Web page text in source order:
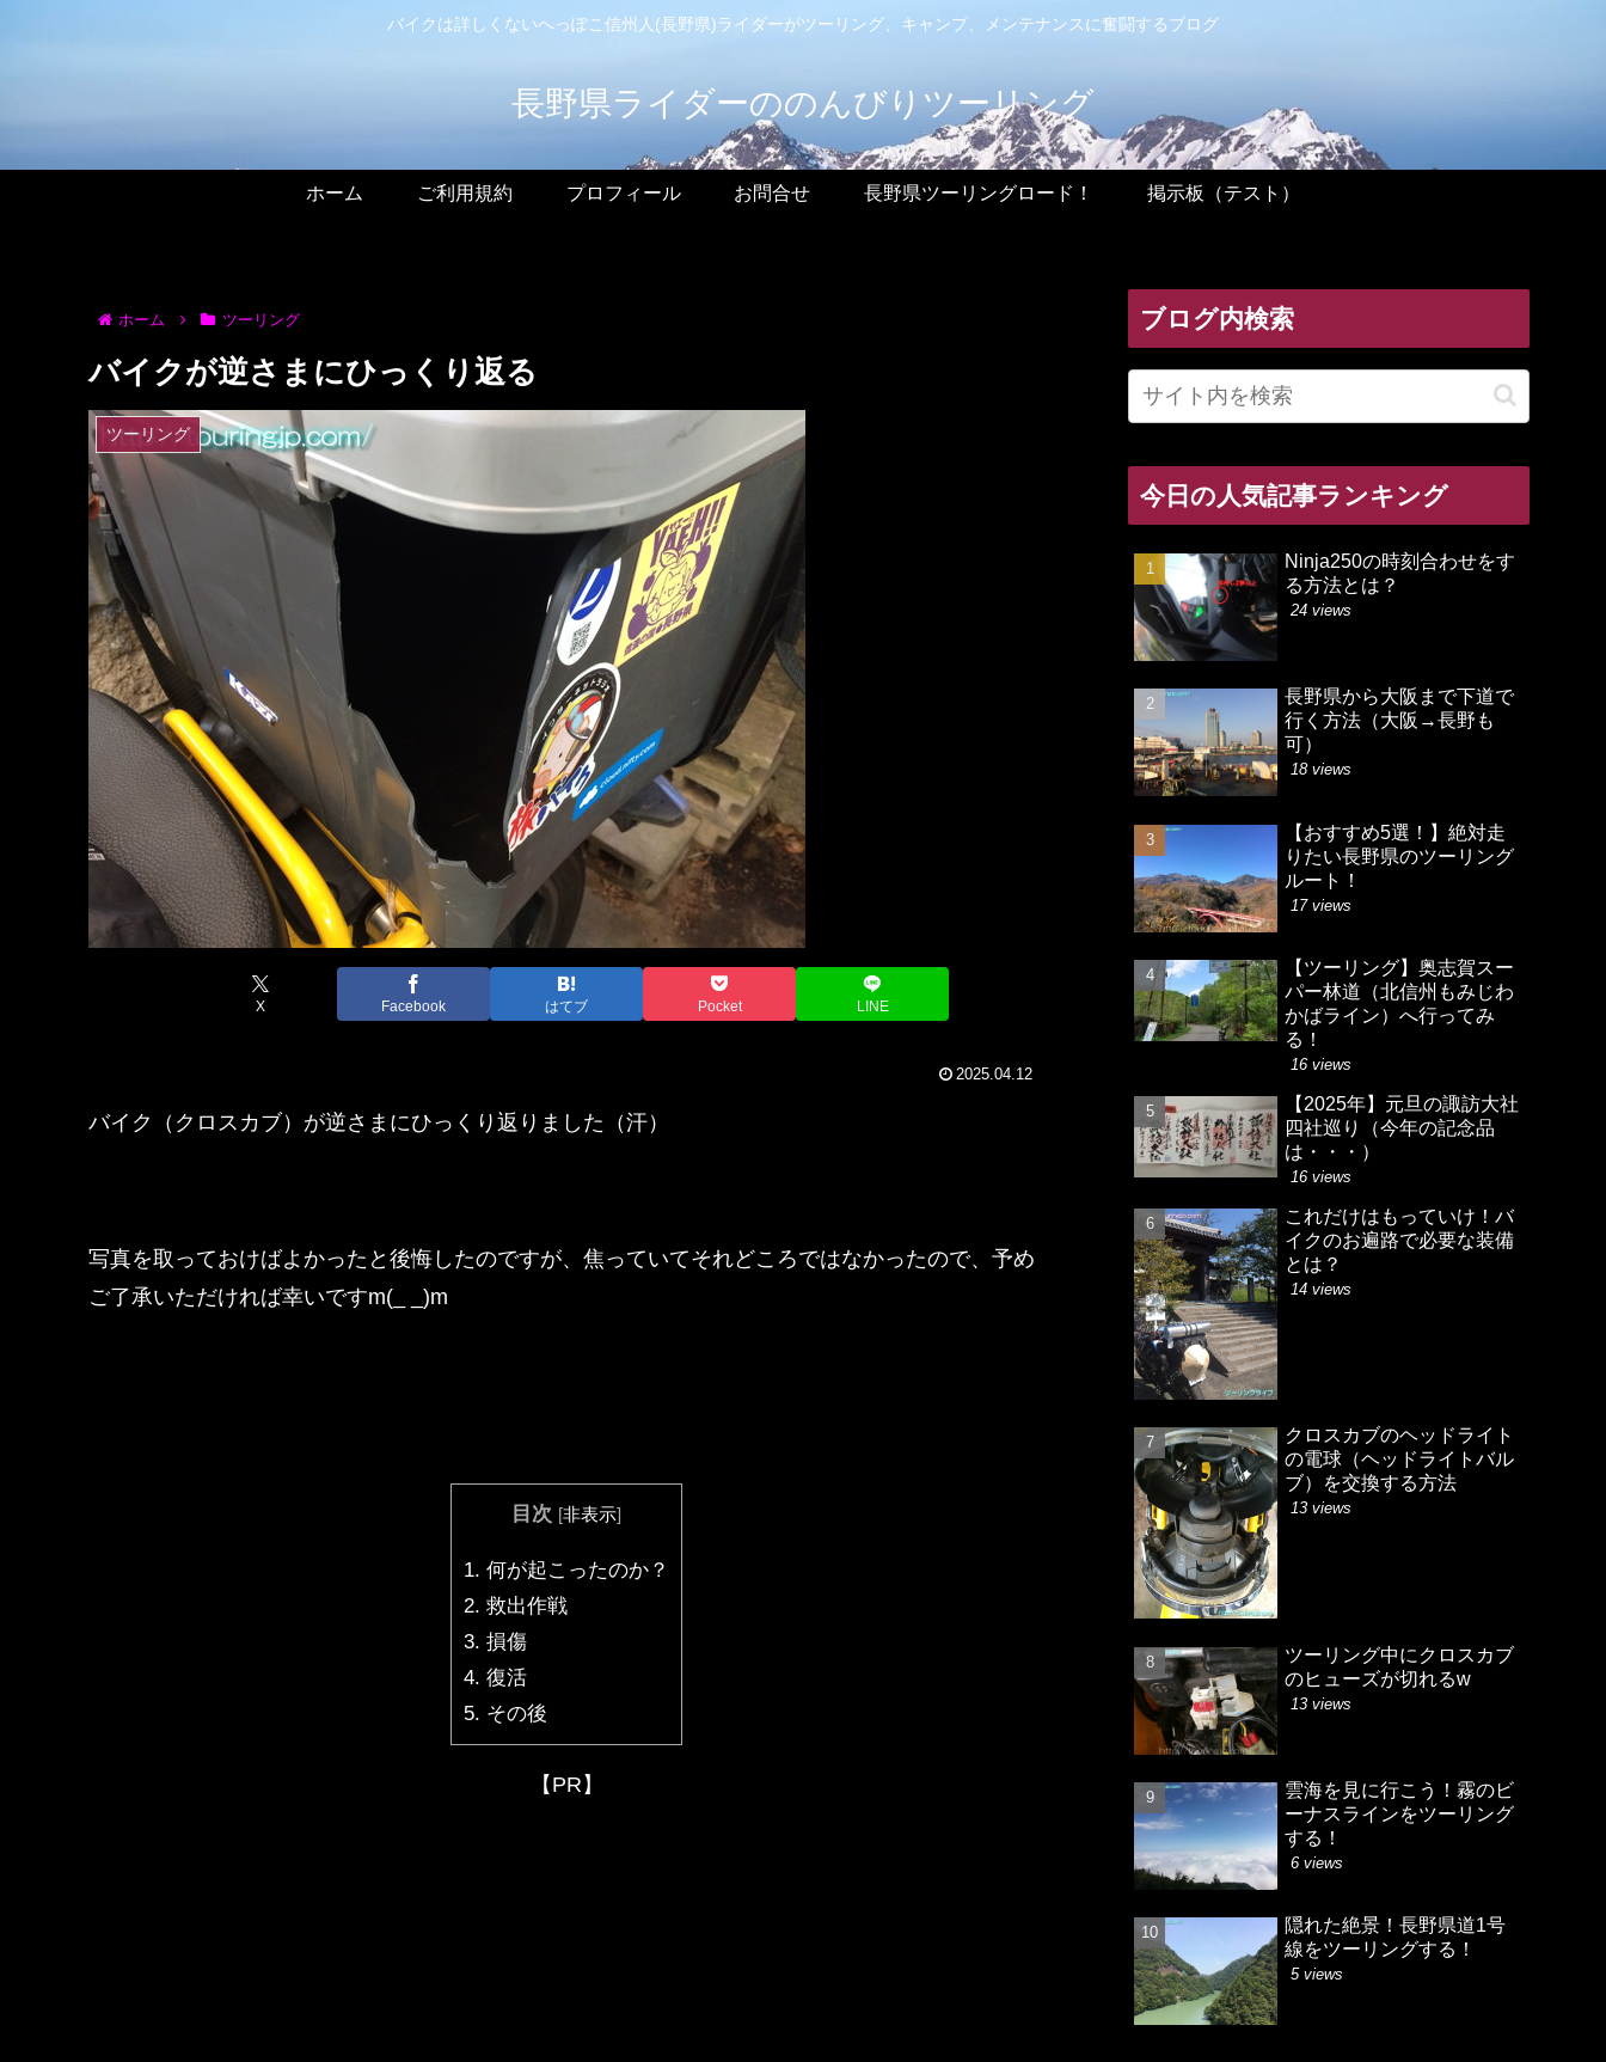
バイクは詳しくないへっぽこ信州人(長野県)ライダーがツーリング、キャンプ、メンテナンスに奮闘するブログ
長野県ライダーののんびりツーリング
ホーム ご利用規約 プロフィール お問合せ 長野県ツーリングロード！ 掲示板（テスト）
ホーム ツーリング
バイクが逆さまにひっくり返る
ツーリング
X Facebook はてブ Pocket LINE
2025.04.12
バイク（クロスカブ）が逆さまにひっくり返りました（汗）
写真を取っておけばよかったと後悔したのですが、焦っていてそれどころではなかったので、予め
ご了承いただければ幸いですm(_ _)m
目次 [非表示]
1. 何が起こったのか？
2. 救出作戦
3. 損傷
4. 復活
5. その後
【PR】
ブログ内検索
今日の人気記事ランキング
Ninja250の時刻合わせをす
る方法とは？
24 views
長野県から大阪まで下道で
行く方法（大阪→長野も
可）
18 views
【おすすめ5選！】絶対走
りたい長野県のツーリング
ルート！
17 views
【ツーリング】奥志賀スー
パー林道（北信州もみじわ
かばライン）へ行ってみ
る！
16 views
【2025年】元旦の諏訪大社
四社巡り（今年の記念品
は・・・）
16 views
これだけはもっていけ！バ
イクのお遍路で必要な装備
とは？
14 views
クロスカブのヘッドライト
の電球（ヘッドライトバル
ブ）を交換する方法
13 views
ツーリング中にクロスカブ
のヒューズが切れるw
13 views
雲海を見に行こう！霧のビ
ーナスラインをツーリング
する！
6 views
隠れた絶景！長野県道1号
線をツーリングする！
5 views